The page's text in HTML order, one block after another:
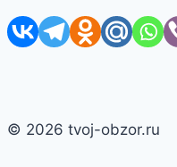
© 2026 tvoj-obzor.ru